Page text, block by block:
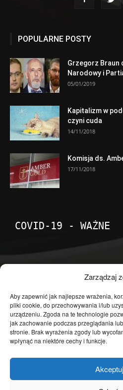
Zarządzaj
Aby zapewnić jak najlepsze wrażenia,
pliki cookie, do przechowywania i/lub
urządzeniu. Zgoda na te technologie
jak zachowanie podczas przeglądania
stronie. Brak wyrażenia zgody lub
wpłynąć na niektóre cechy i funkcje.
POPULARNE POSTY
Grzegorz Braun
Narodowy i
05/01/2019
Kapitalizm w
czyni cuda
14/11/2018
Komisja ds.
17/11/2018
COVID-19 - WAŻNE
Temat dnia
Publicystyka
Polityka
Polska
Społeczeństwo